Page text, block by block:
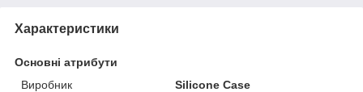
Характеристики
Основні атрибути
Виробник
Silicone Case